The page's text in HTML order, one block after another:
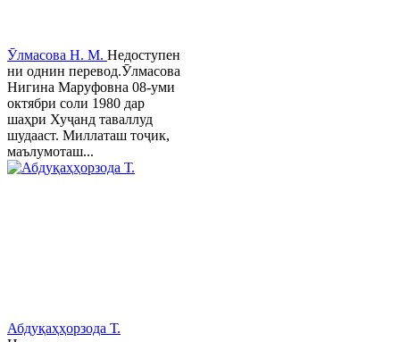
Ӯлмасова Н. М. Недоступен
ни однин перевод.Ӯлмасова
Нигина Маруфовна 08-уми
октябри соли 1980 дар
шаҳри Хуҷанд таваллуд
шудааст. Миллаташ тоҷик,
маълумоташ...
Абдуқаҳҳорзода Т.